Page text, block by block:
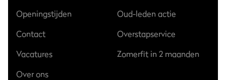
Openingstijden
Contact
Vacatures
Over ons
Oud-leden actie
Overstapservice
Zomerfit in 2 maanden